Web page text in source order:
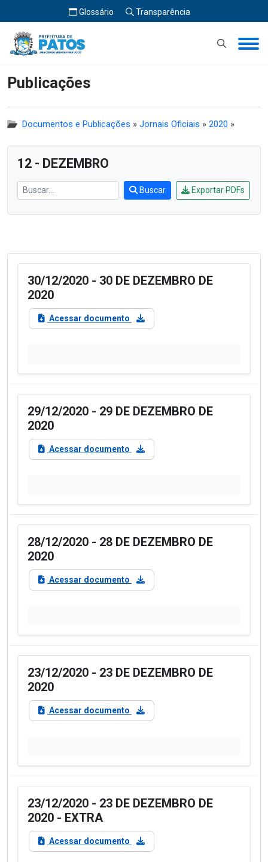
Glossário Transparência
Início Publicações
Publicações
Documentos e Publicações » Jornais Oficiais » 2020 »
12 - DEZEMBRO
Buscar Exportar PDFs
30/12/2020 - 30 DE DEZEMBRO DE
2020
Acessar documento
29/12/2020 - 29 DE DEZEMBRO DE
2020
Acessar documento
28/12/2020 - 28 DE DEZEMBRO DE
2020
Acessar documento
23/12/2020 - 23 DE DEZEMBRO DE
2020
Acessar documento
23/12/2020 - 23 DE DEZEMBRO DE
2020 - EXTRA
Acessar documento